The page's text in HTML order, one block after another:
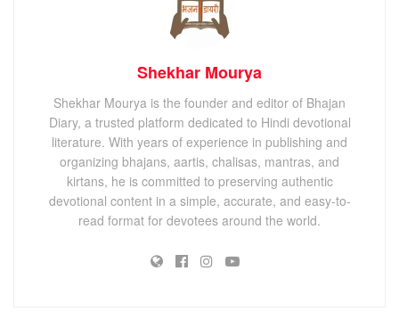
Shekhar Mourya
Shekhar Mourya is the founder and editor of Bhajan
Diary, a trusted platform dedicated to Hindi devotional
literature. With years of experience in publishing and
organizing bhajans, aartis, chalisas, mantras, and
kirtans, he is committed to preserving authentic
devotional content in a simple, accurate, and easy-to-
read format for devotees around the world.